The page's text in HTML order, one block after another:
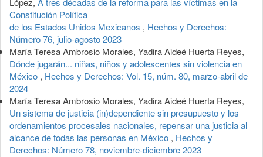
Constitución Política
de los Estados Unidos Mexicanos , Hechos y Derechos:
Número 76, julio-agosto 2023
María Teresa Ambrosio Morales, Yadira Aideé Huerta Reyes,
Dónde jugarán... niñas, niños y adolescentes sin violencia en
México , Hechos y Derechos: Vol. 15, núm. 80, marzo-abril de
2024
María Teresa Ambrosio Morales, Yadira Aideé Huerta Reyes,
Un sistema de justicia (in)dependiente sin presupuesto y los
ordenamientos procesales nacionales, repensar una justicia al
alcance de todas las personas en México , Hechos y
Derechos: Número 78, noviembre-diciembre 2023